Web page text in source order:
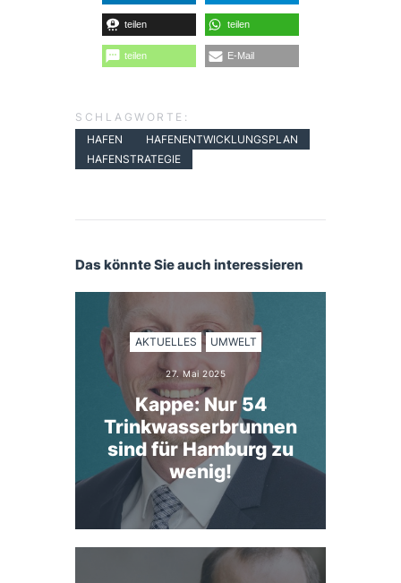
teilen teilen
teilen E-Mail
SCHLAGWORTE:
HAFEN
HAFENENTWICKLUNGSPLAN
HAFENSTRATEGIE
Das könnte Sie auch interessieren
AKTUELLES UMWELT
27. Mai 2025
Kappe: Nur 54
Trinkwasserbrunnen
sind für Hamburg zu
wenig!